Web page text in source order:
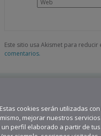
Este sitio usa Akismet para reducir
comentarios.
cookies serán utilizadas
mejorar nuestros
perfil elaborado a partir de